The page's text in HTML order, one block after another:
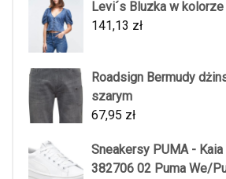
Levi´s Bluzka w
141,13 zł
Roadsign Bermudy
szarym
67,95 zł
Sneakersy PUMA -
382706 02 Puma We/